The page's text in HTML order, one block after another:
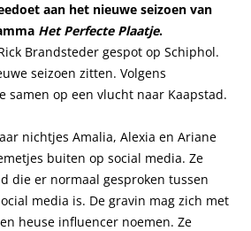
aan het nieuwe seizoen van
Het Perfecte Plaatje.
Brandsteder gespot op Schiphol.
seizoen zitten. Volgens
samen op een vlucht naar Kaapstad.
nichtjes Amalia, Alexia en Ariane
buiten op social media. Ze
die er normaal gesproken tussen
media is. De gravin mag zich met
heuse influencer noemen. Ze